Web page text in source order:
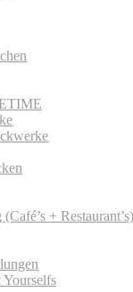
+ Restaurant’s)